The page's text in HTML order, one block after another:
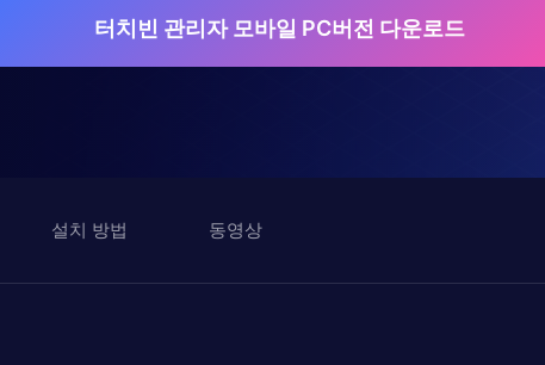
터치빈 관리자 모바일 PC버전 다운로드
설치 방법 동영상